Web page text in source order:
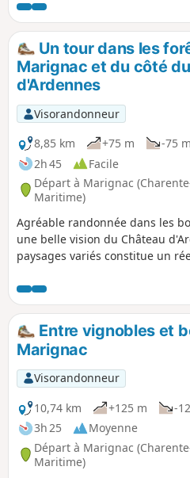
chevreuils par exemple en
Un tour dans les
Marignac et du côté
d'Ardennes
Visorandonneur
8,85 km
+75 m
-75 m
2h 45
Facile
Départ à Marignac
Maritime)
Agréable randonnée dans les
une belle vision du Château
paysages variés constitue un
sortant du bois est un réel
surprise compte-tenu de l'état
Entre vignobles et
Marignac
Visorandonneur
10,74 km
+125 m
-
3h 25
Moyenne
Départ à Marignac
Maritime)